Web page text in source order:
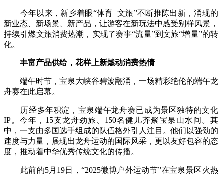
今年以来，新乡着眼“体育+文旅”不断推陈出新，涌现的
新业态、新场景、新产品，让游客在新玩法中感受别样风景，
持续引燃文旅消费热潮，实现了赛事“流量”到文旅“增量”的转
化。
丰富产品供给，花样上新燃动消费热情
端午时节，宝泉大峡谷碧波翻涌，一场精彩绝伦的端午龙
舟赛在此启幕。
历经多年积淀，宝泉端午龙舟赛已成为景区独特的文化
IP。今年，15支龙舟劲旅、150名健儿齐聚宝泉山水间。其
中，一支由多国选手组成的队伍格外引人注目。他们以强劲的
速度与力量，展现出龙舟运动的国际风采，更以友好包容的态
度，推动着中华优秀传统文化的传播。
此前的5月19日，“2025微博户外运动节”在宝泉景区火热